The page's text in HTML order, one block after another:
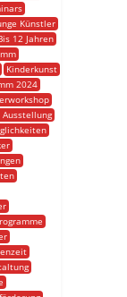
Künstler
12 Jahren
Kinderkunst
2024
Ausstellung